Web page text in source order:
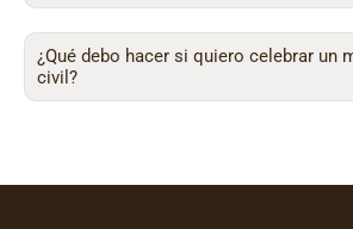
¿Qué debo hacer si quiero celebrar un
civil?